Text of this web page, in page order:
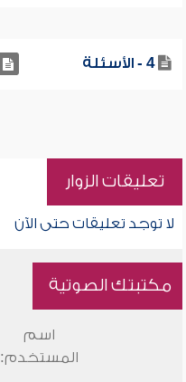
4 - الأسئلة
تعليقات الزوار
لا توجد تعليقات حتى الآن
مكتبتك الصوتية
اسم
المستخدم: